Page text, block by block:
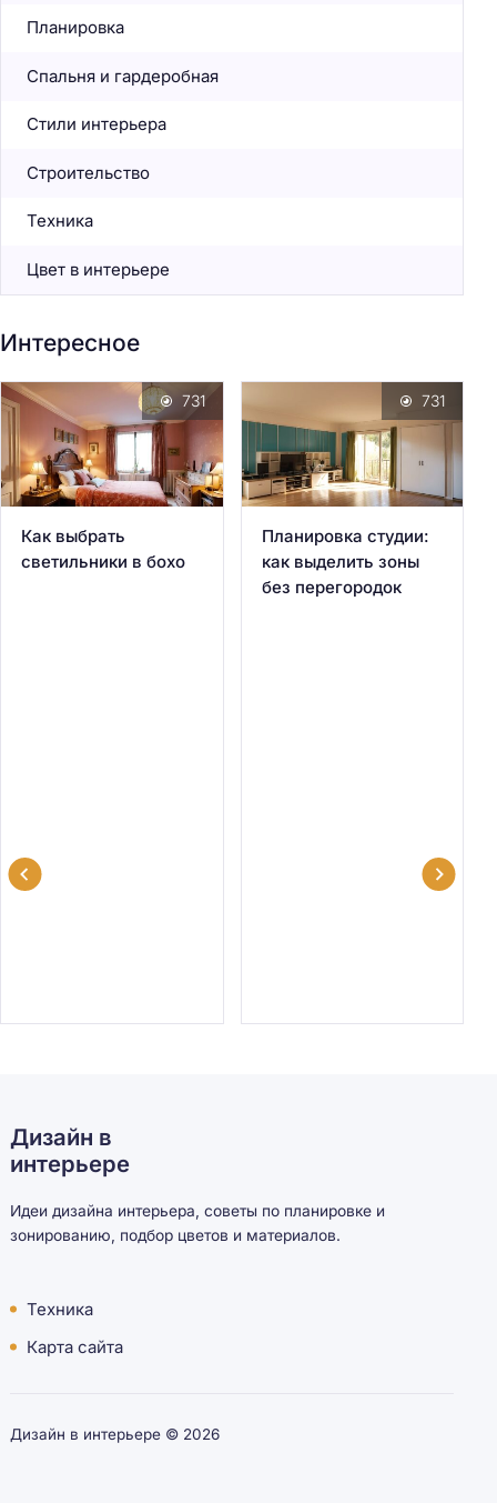
Планировка
Спальня и гардеробная
Стили интерьера
Строительство
Техника
Цвет в интерьере
Интересное
Как выбрать
светильники в бохо
731
Планировка студии:
как выделить зоны
без перегородок
731
Дизайн в
интерьере
Идеи дизайна интерьера, советы по планировке и
зонированию, подбор цветов и материалов.
Техника
Карта сайта
Дизайн в интерьере © 2026